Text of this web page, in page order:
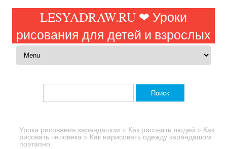
LESYADRAW.RU ❤ Уроки
рисования для детей и взрослых
Перейти к содержимому
Уроки рисования карандашом > Как рисовать людей > Как
рисовать человека > Как нарисовать одежду карандашом
поэтапно